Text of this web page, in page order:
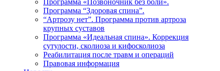
Программа «Позвоночник без боли».
Программа “Здоровая спина”.
“Артрозу нет”. Программа против артроза
крупных суставов
Программа «Идеальная спина». Коррекция
сутулости, сколиоза и кифосколиоза
Реабилитация после травм и операций
Правовая информация